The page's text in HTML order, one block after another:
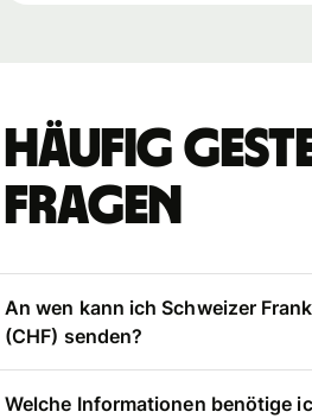
Häufig
Fragen
An wen kann ich Schweizer
(CHF) senden?
Welche Informationen benötige